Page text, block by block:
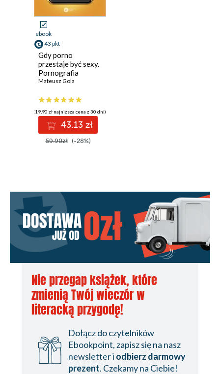
ebook
43 pkt
Gdy porno
przestaje być sexy.
Pornografia
oczami
Mateusz Gola
(19,90 zł najniższa cena z 30 dni)
43.13 zł
59.90zł (-28%)
Nie przegap książek, które
zmienią Twój wieczór w
literacką przygodę!
Dołącz do czytelników
Ebookpoint, zapisz się na nasz
newsletter i odbierz darmowy
prezent. Czekamy na Ciebie!